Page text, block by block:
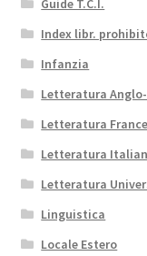
Guide T.C.I.
Index libr.
Infanzia
Letteratura
Letteratura
Letteratura
Letteratura
Linguistica
Locale Estero